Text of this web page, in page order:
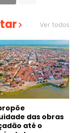
Ver todos
das obras
até o